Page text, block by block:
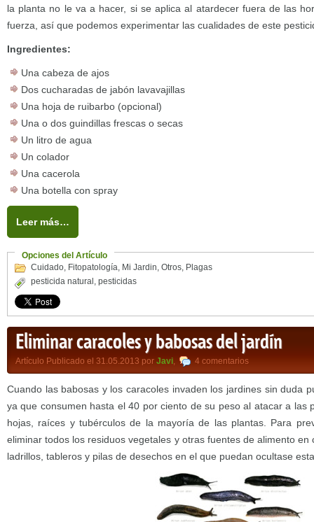
la planta no le va a hacer, si se aplica al atardecer fuera de las
fuerza, así que podemos experimentar las cualidades de este
Ingredientes:
Una cabeza de ajos
Dos cucharadas de jabón lavavajillas
Una hoja de ruibarbo (opcional)
Una o dos guindillas frescas o secas
Un litro de agua
Un colador
Una cacerola
Una botella con spray
Leer más…
Opciones del Artículo
Cuidado, Fitopatología, Mi Jardin, Otros, Plagas
pesticida natural , pesticidas
Eliminar caracoles y babosas del jardín
Artículo Publicado el 31.05.2013 por Javi, 4 comentarios
Cuando las babosas y los caracoles invaden los jardines sin duda
ya que consumen hasta el 40 por ciento de su peso al atacar a las
hojas, raíces y tubérculos de la mayoría de las plantas. Para
eliminar todos los residuos vegetales y otras fuentes de alimento
ladrillos, tableros y pilas de desechos en el que puedan ocultase